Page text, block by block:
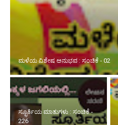
ಮಳೆಯ ವಿಶೇಷ ಅನುಭವ : ಸಂಚಿಕೆ - 02
ಸ್ಫೂರ್ತಿಯ ಮಾತುಗಳು : ಸಂಚಿಕೆ -
226